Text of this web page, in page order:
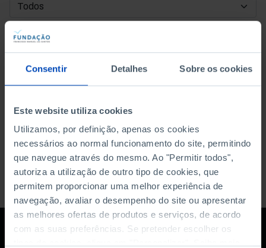
Consentir Detalhes Sobre os cookies
Este website utiliza cookies
Utilizamos, por definição, apenas os cookies
necessários ao normal funcionamento do site, permitindo
que navegue através do mesmo. Ao "Permitir todos",
autoriza a utilização de outro tipo de cookies, que
permitem proporcionar uma melhor experiência de
navegação, avaliar o desempenho do site ou apresentar
as melhores ofertas de produtos e serviços, de acordo
com as suas preferências. Se pretender escolher os
DATA DE INÍCIO
DATA DE FIM